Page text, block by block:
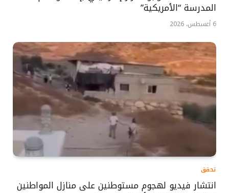
المدرسة “الأمريكية”
6 أغسطس، 2026
تحقق
انتشار فيديو لهجوم مستوطنين على منازل المواطنين